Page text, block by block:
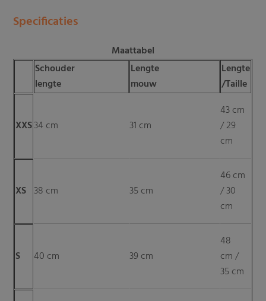
Specificaties
Maattabel
Schouder
lengte
Lengte
mouw
Lengte
/Taille
XXS34 cm 31 cm
43 cm
/ 29
cm
XS 38 cm 35 cm
46 cm
/ 30
cm
S 40 cm 39 cm
48
cm /
35 cm